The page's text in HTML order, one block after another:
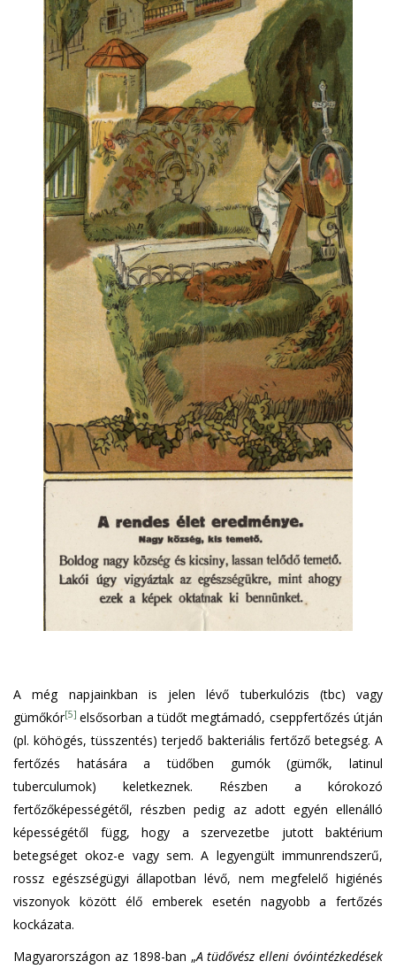
A még napjainkban is jelen lévő tuberkulózis (tbc) vagy
gümőkór[5] elsősorban a tüdőt megtámadó, cseppfertőzés útján
(pl. köhögés, tüsszentés) terjedő bakteriális fertőző betegség. A
fertőzés hatására a tüdőben gumók (gümők, latinul
tuberculumok) keletkeznek. Részben a kórokozó
fertőzőképességétől, részben pedig az adott egyén ellenálló
képességétől függ, hogy a szervezetbe jutott baktérium
betegséget okoz-e vagy sem. A legyengült immunrendszerű,
rossz egészségügyi állapotban lévő, nem megfelelő higiénés
viszonyok között élő emberek esetén nagyobb a fertőzés
kockázata.
Magyarországon az 1898-ban „A tüdővész elleni óvóintézkedések